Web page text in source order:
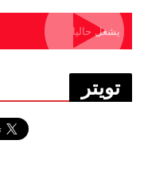
يشغل حاليا
تويتر